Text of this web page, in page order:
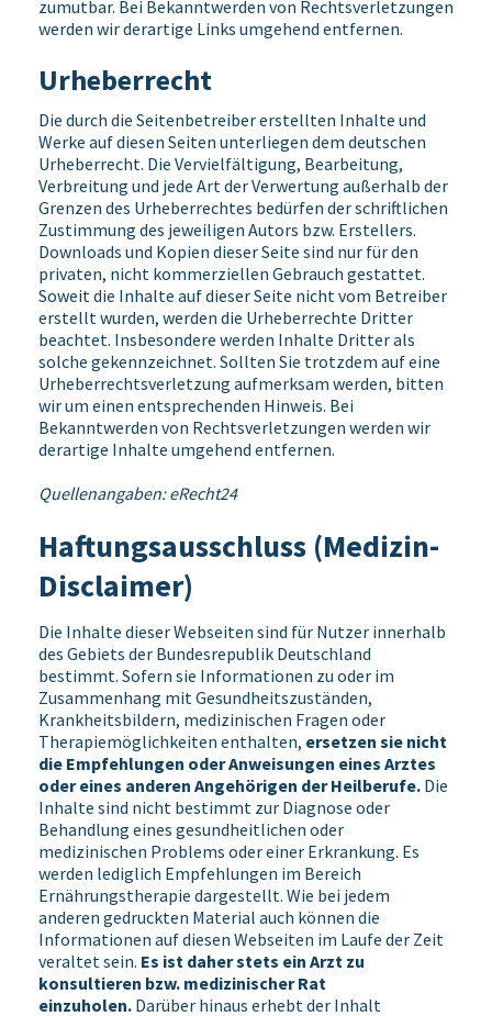
zumutbar. Bei Bekanntwerden von Rechtsverletzungen
werden wir derartige Links umgehend entfernen.
Urheberrecht
Die durch die Seitenbetreiber erstellten Inhalte und
Werke auf diesen Seiten unterliegen dem deutschen
Urheberrecht. Die Vervielfältigung, Bearbeitung,
Verbreitung und jede Art der Verwertung außerhalb der
Grenzen des Urheberrechtes bedürfen der schriftlichen
Zustimmung des jeweiligen Autors bzw. Erstellers.
Downloads und Kopien dieser Seite sind nur für den
privaten, nicht kommerziellen Gebrauch gestattet.
Soweit die Inhalte auf dieser Seite nicht vom Betreiber
erstellt wurden, werden die Urheberrechte Dritter
beachtet. Insbesondere werden Inhalte Dritter als
solche gekennzeichnet. Sollten Sie trotzdem auf eine
Urheberrechtsverletzung aufmerksam werden, bitten
wir um einen entsprechenden Hinweis. Bei
Bekanntwerden von Rechtsverletzungen werden wir
derartige Inhalte umgehend entfernen.
Quellenangaben:eRecht24
Haftungsausschluss (Medizin-
Disclaimer)
Die Inhalte dieser Webseiten sind für Nutzer innerhalb
des Gebiets der Bundesrepublik Deutschland
bestimmt. Sofern sie Informationen zu oder im
Zusammenhang mit Gesundheitszuständen,
Krankheitsbildern, medizinischen Fragen oder
Therapiemöglichkeiten enthalten, ersetzen sie nicht
die Empfehlungen oder Anweisungen eines Arztes
oder eines anderen Angehörigen der Heilberufe. Die
Inhalte sind nicht bestimmt zur Diagnose oder
Behandlung eines gesundheitlichen oder
medizinischen Problems oder einer Erkrankung. Es
werden lediglich Empfehlungen im Bereich
Ernährungstherapie dargestellt. Wie bei jedem
anderen gedruckten Material auch können die
Informationen auf diesen Webseiten im Laufe der Zeit
veraltet sein. Es ist daher stets ein Arzt zu
konsultieren bzw. medizinischer Rat
einzuholen. Darüber hinaus erhebt der Inhalt